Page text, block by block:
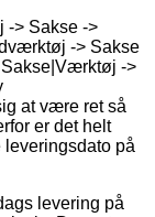
-> Sakse ->
-> Sakse
->
at være ret så
er det helt
på
levering på